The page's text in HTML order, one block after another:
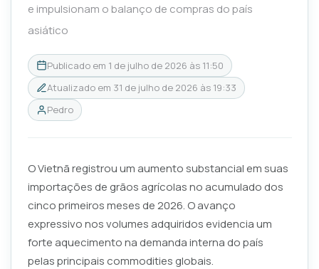
e impulsionam o balanço de compras do país
asiático
Publicado em 1 de julho de 2026 às 11:50
Atualizado em 31 de julho de 2026 às 19:33
Pedro
O Vietnã registrou um aumento substancial em suas
importações de grãos agrícolas no acumulado dos
cinco primeiros meses de 2026. O avanço
expressivo nos volumes adquiridos evidencia um
forte aquecimento na demanda interna do país
pelas principais commodities globais.